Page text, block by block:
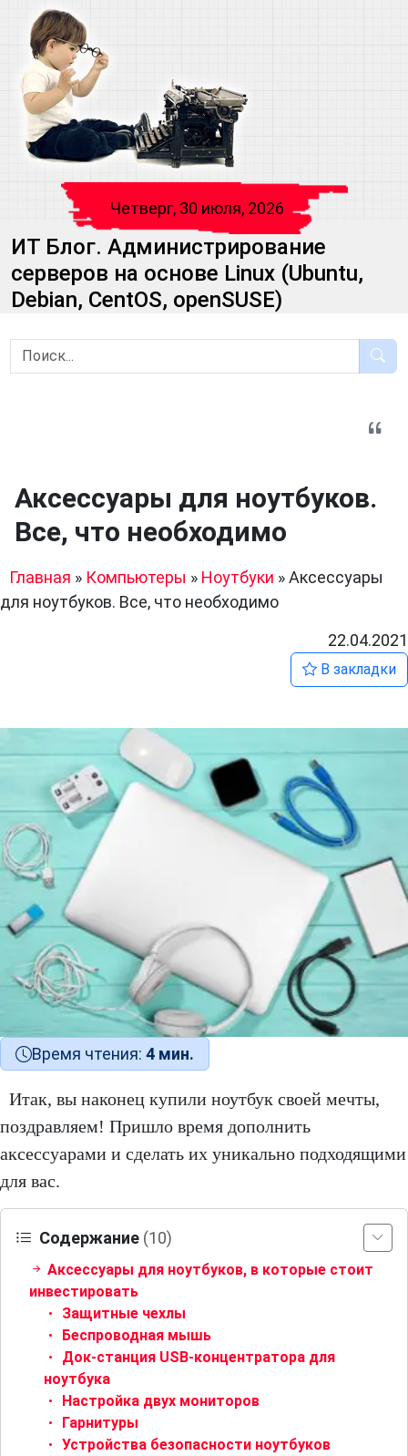
Четверг, 30 июля, 2026
ИТ Блог. Администрирование
серверов на основе Linux (Ubuntu,
Debian, CentOS, openSUSE)
Аксессуары для ноутбуков.
Все, что необходимо
Главная » Компьютеры » Ноутбуки »Аксессуары
для ноутбуков. Все, что необходимо
22.04.2021
В закладки
Время чтения: 4 мин.
Итак, вы наконец купили ноутбук своей мечты,
поздравляем! Пришло время дополнить
аксессуарами и сделать их уникально подходящими
для вас.
Содержание (10)
Аксессуары для ноутбуков, в которые стоит
инвестировать
Защитные чехлы
Беспроводная мышь
Док-станция USB-концентратора для
ноутбука
Настройка двух мониторов
Гарнитуры
Устройства безопасности ноутбуков